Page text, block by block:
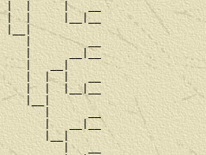
|  |     |   __
|  |     |__|__
|__|
   |         __
   |      __|__
   |   __|
   |  |  |   __
   |  |  |__|__
   |__|
      |      __
      |   __|__
      |__|
         |   __